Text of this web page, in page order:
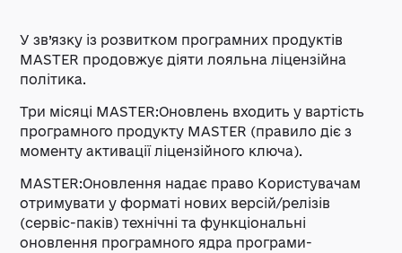
У зв’язку із розвитком програмних продуктів
MASTER продовжує діяти лояльна ліцензійна
політика.
Три місяці MASTER:Оновлень входить у вартість
програмного продукту MASTER (правило діє з
моменту активації ліцензійного ключа).
MASTER:Оновлення надає право Користувачам
отримувати у форматі нових версій/релізів
(сервіс-паків) технічні та функціональні
оновлення програмного ядра програми-